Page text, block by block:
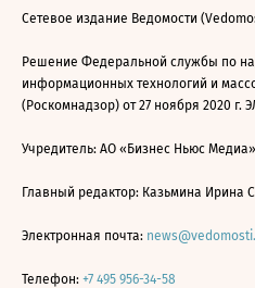
Сетевое издание Ведомости
Решение Федеральной службы по
информационных технологий и
(Роскомнадзор) от 27 ноября 2020 г.
Учредитель: АО «Бизнес Ньюс Медиа»
Главный редактор: Казьмина Ирина
Электронная почта:
Телефон: +7 495 956-34-58